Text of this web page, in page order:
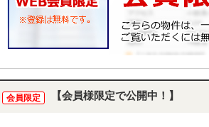
会員限定 【会員様限定で公開中！】